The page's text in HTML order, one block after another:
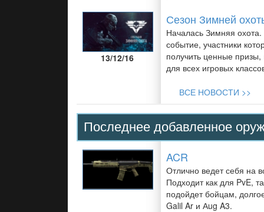
13/12/16
Сезон Зимней
Началась Зимняя
событие, участники
получить ценные
для всех игровых
ВСЕ НОВОСТИ >>
Последнее добавленное
ACR
Отлично ведет себя на
Подходит как для PvE,
подойдет бойцам,
Galil Ar и Аug A3.